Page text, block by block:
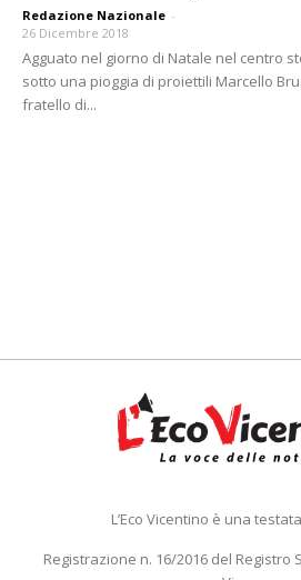
Redazione Nazionale -
26 Dicembre 2018
Agguato nel giorno di Natale nel centro
sotto una pioggia di proiettili Marcello
fratello di...
L’Eco Vicentino è una
Registrazione n. 16/2016 del Registro